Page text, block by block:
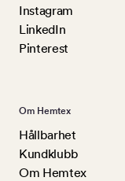
Instagram
LinkedIn
Pinterest
Om Hemtex
Hållbarhet
Kundklubb
Om Hemtex